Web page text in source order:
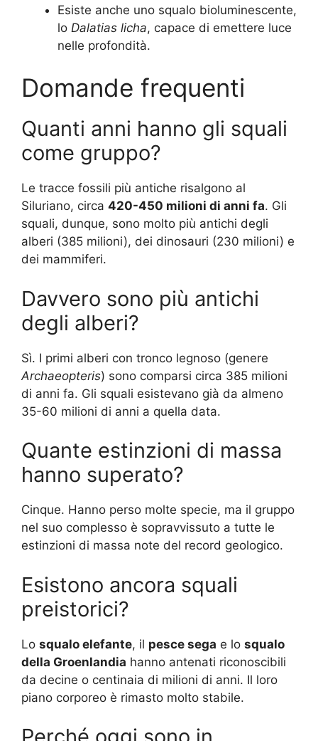
Esiste anche uno squalo bioluminescente,
lo Dalatias licha, capace di emettere luce
nelle profondità.
Domande frequenti
Quanti anni hanno gli squali
come gruppo?
Le tracce fossili più antiche risalgono al
Siluriano, circa 420-450 milioni di anni fa. Gli
squali, dunque, sono molto più antichi degli
alberi (385 milioni), dei dinosauri (230 milioni) e
dei mammiferi.
Davvero sono più antichi
degli alberi?
Sì. I primi alberi con tronco legnoso (genere
Archaeopteris) sono comparsi circa 385 milioni
di anni fa. Gli squali esistevano già da almeno
35-60 milioni di anni a quella data.
Quante estinzioni di massa
hanno superato?
Cinque. Hanno perso molte specie, ma il gruppo
nel suo complesso è sopravvissuto a tutte le
estinzioni di massa note del record geologico.
Esistono ancora squali
preistorici?
Lo squalo elefante, il pesce sega e lo squalo
della Groenlandia hanno antenati riconoscibili
da decine o centinaia di milioni di anni. Il loro
piano corporeo è rimasto molto stabile.